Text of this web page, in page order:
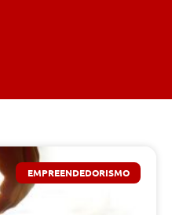
EMPREENDEDORISMO